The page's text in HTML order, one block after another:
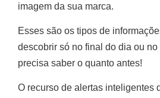
imagem da sua marca.
Esses são os tipos de
descobrir só no final do dia ou
precisa saber o quanto antes!
O recurso de alertas inteligentes